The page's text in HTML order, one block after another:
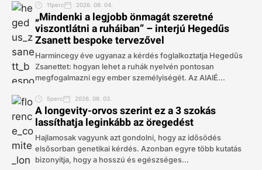
11perc 2026. 08. 04.
„Mindenki a legjobb önmagát szeretné
viszontlátni a ruháiban” – interjú Hegedűs
Zsanett bespoke tervezővel
Harmincegy éve ugyanaz a kérdés foglalkoztatja Hegedűs
Zsanettet: hogyan lehet a ruhák nyelvén pontosan
megfogalmazni egy ember személyiségét. Az AIAIÉ...
5perc 2026. 08. 03.
A longevity-orvos szerint ez a 3 szokás
lassíthatja leginkább az öregedést
Hajlamosak vagyunk azt gondolni, hogy az idősödés
elsősorban genetikai kérdés. Azonban egyre több kutatás
bizonyítja, hogy a hosszú és egészséges...